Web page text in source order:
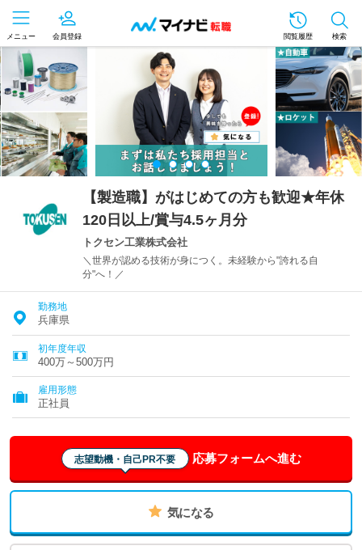
メニュー 会員登録 閲覧履歴 検索
【製造職】がはじめての方も歓迎★年休
120日以上/賞与4.5ヶ月分
トクセン工業株式会社
＼世界が認める技術が身につく。未経験から"誇れる自
分"へ！／
勤務地
兵庫県
初年度年収
400万～500万円
雇用形態
正社員
志望動機・自己PR不要 応募フォームへ進む
気になる